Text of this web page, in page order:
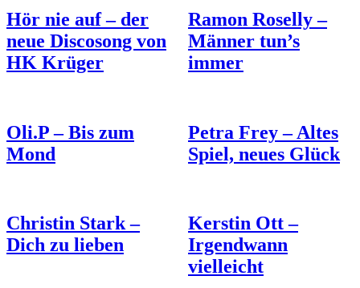
Hör nie auf – der
neue Discosong von
HK Krüger
Ramon Roselly –
Männer tun’s
immer
Oli.P – Bis zum
Mond
Petra Frey – Altes
Spiel, neues Glück
Christin Stark –
Dich zu lieben
Kerstin Ott –
Irgendwann
vielleicht